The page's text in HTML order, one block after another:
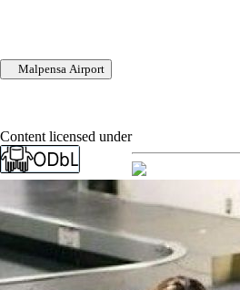
Malpensa Airport
Content licensed under